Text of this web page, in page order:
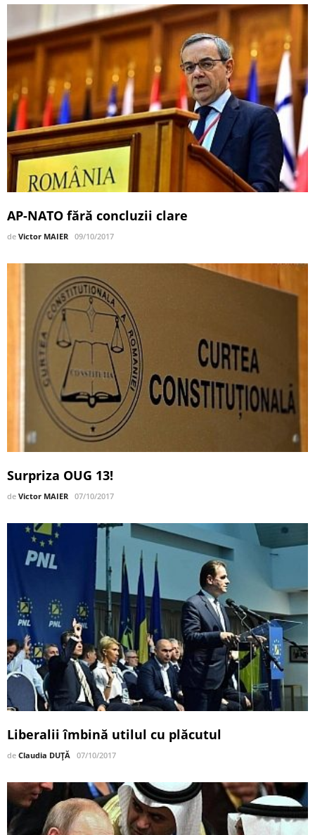
AP-NATO fără concluzii clare
de Victor MAIER 09/10/2017
Surpriza OUG 13!
de Victor MAIER 07/10/2017
Liberalii îmbină utilul cu plăcutul
de Claudia DUȚĂ 07/10/2017